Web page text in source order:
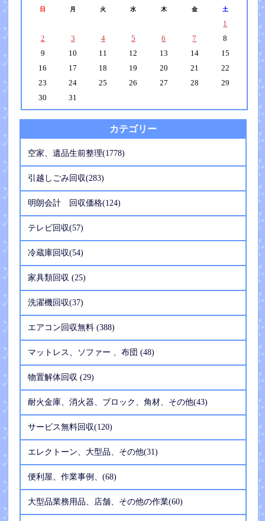
日 月 火 水 木 金 土
1
2
3 4 5 6 7
8
9
10 11 12 13 14
15
16
17 18 19 20 21
22
23
24 25 26 27 28
29
30
31
カテゴリー
空家、遺品生前整理(1778)
引越しごみ回収(283)
明朗会計 回収価格(124)
テレビ回収(57)
冷蔵庫回収(54)
家具類回収 (25)
洗濯機回収(37)
エアコン回収無料 (388)
マットレス、ソファー 、布団 (48)
物置解体回収 (29)
耐火金庫、消火器、ブロック、角材、その他(43)
サービス無料回収(120)
エレクトーン、大型品、その他(31)
便利屋、作業事例、(68)
大型品業務用品、店舗、その他の作業(60)